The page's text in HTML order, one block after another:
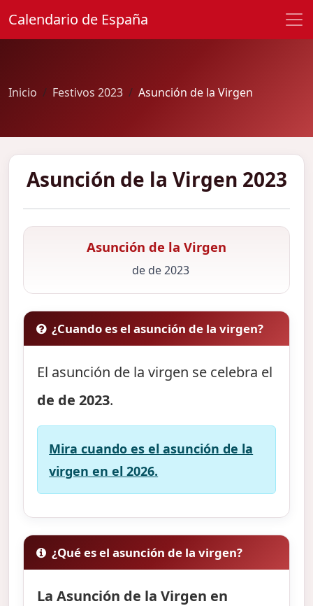
Calendario de España
Inicio Festivos 2023 Asunción de la Virgen
Asunción de la Virgen 2023
Asunción de la Virgen
de de 2023
¿Cuando es el asunción de la virgen?
El asunción de la virgen se celebra el
de de 2023.
Mira cuando es el asunción de la
virgen en el 2026.
¿Qué es el asunción de la virgen?
La Asunción de la Virgen en